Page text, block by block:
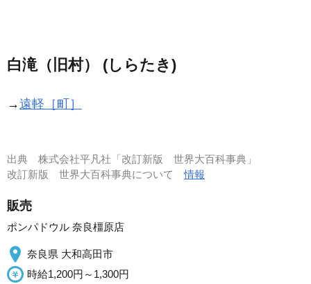
白滝（旧村） (しらたき)
→遠軽［町］
出典 株式会社平凡社「改訂新版 世界大百科事典」
改訂新版 世界大百科事典について情報
販売
ポンパドウル 奈良橿原店
奈良県 大和高田市
時給1,200円～1,300円